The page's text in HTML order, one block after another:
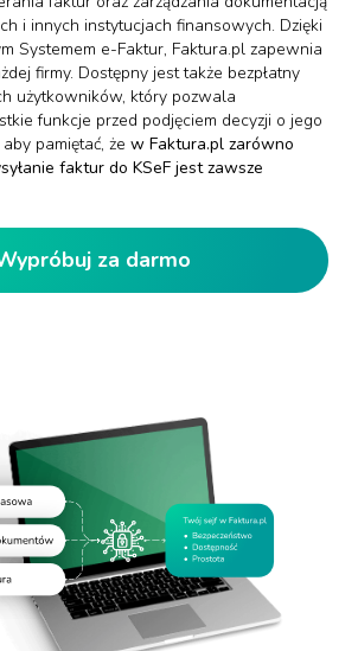
i innych instytucjach finansowych. Dzięki
Systemem e-Faktur, Faktura.pl zapewnia
firmy. Dostępny jest także bezpłatny
użytkowników, który pozwala
funkcje przed podjęciem decyzji o jego
pamiętać, że w Faktura.pl zarówno
faktur do KSeF jest zawsze
za darmo